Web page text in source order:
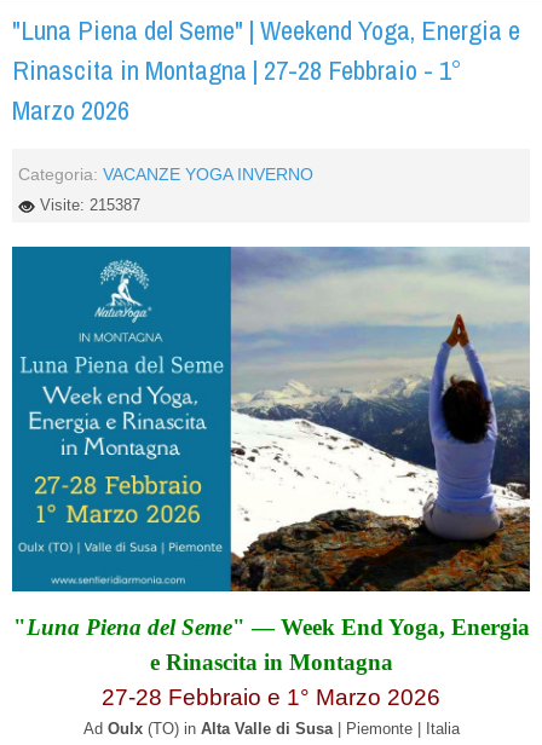
"Luna Piena del Seme" | Weekend Yoga, Energia e
Rinascita in Montagna | 27-28 Febbraio - 1°
Marzo 2026
Categoria: VACANZE YOGA INVERNO
Visite: 215387
"Luna Piena del Seme" — Week End Yoga, Energia
e Rinascita in Montagna
27-28 Febbraio e 1° Marzo 2026
Ad Oulx(TO) in Alta Valle di Susa| Piemonte | Italia